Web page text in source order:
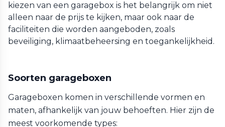
kiezen van een garagebox is het belangrijk om niet
alleen naar de prijs te kijken, maar ook naar de
faciliteiten die worden aangeboden, zoals
beveiliging, klimaatbeheersing en toegankelijkheid.
Soorten garageboxen
Garageboxen komen in verschillende vormen en
maten, afhankelijk van jouw behoeften. Hier zijn de
meest voorkomende types: